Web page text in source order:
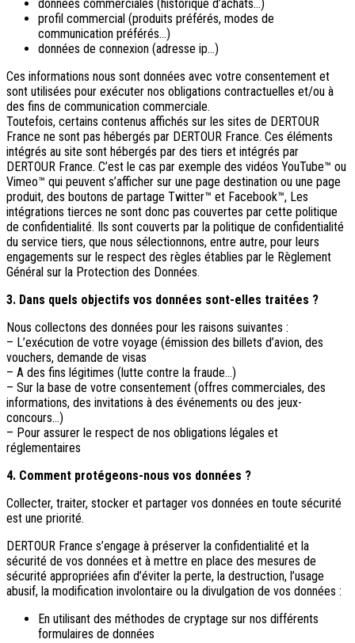
données commerciales (historique d’achats…)
profil commercial (produits préférés, modes de
communication préférés…)
données de connexion (adresse ip…)
Ces informations nous sont données avec votre consentement et
sont utilisées pour exécuter nos obligations contractuelles et/ou à
des fins de communication commerciale.
Toutefois, certains contenus affichés sur les sites de DERTOUR
France ne sont pas hébergés par DERTOUR France. Ces éléments
intégrés au site sont hébergés par des tiers et intégrés par
DERTOUR France. C’est le cas par exemple des vidéos YouTube™ ou
Vimeo™ qui peuvent s’afficher sur une page destination ou une page
produit, des boutons de partage Twitter™ et Facebook™, Les
intégrations tierces ne sont donc pas couvertes par cette politique
de confidentialité. Ils sont couverts par la politique de confidentialité
du service tiers, que nous sélectionnons, entre autre, pour leurs
engagements sur le respect des règles établies par le Règlement
Général sur la Protection des Données.
3. Dans quels objectifs vos données sont-elles traitées ?
Nous collectons des données pour les raisons suivantes :
– L’exécution de votre voyage (émission des billets d’avion, des
vouchers, demande de visas
– A des fins légitimes (lutte contre la fraude…)
– Sur la base de votre consentement (offres commerciales, des
informations, des invitations à des événements ou des jeux-
concours…)
– Pour assurer le respect de nos obligations légales et
réglementaires
4. Comment protégeons-nous vos données ?
Collecter, traiter, stocker et partager vos données en toute sécurité
est une priorité.
DERTOUR France s’engage à préserver la confidentialité et la
sécurité de vos données et à mettre en place des mesures de
sécurité appropriées afin d’éviter la perte, la destruction, l’usage
abusif, la modification involontaire ou la divulgation de vos données :
En utilisant des méthodes de cryptage sur nos différents
formulaires de données